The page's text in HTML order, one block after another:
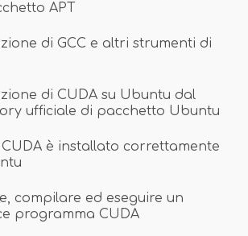
APT
di GCC e altri strumenti di
di CUDA su Ubuntu dal
ufficiale di pacchetto Ubuntu
CUDA è installato correttamente
compilare ed eseguire un
programma CUDA